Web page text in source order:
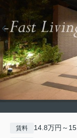
賃料 14.8万円～